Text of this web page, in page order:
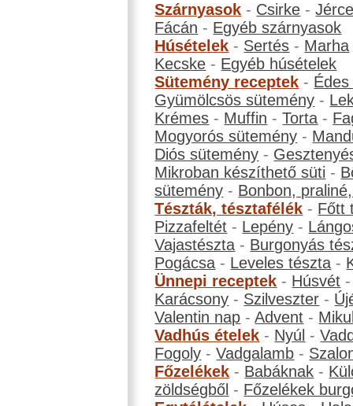
Szárnyasok - Csirke -
Fácán - Egyéb szárnyasok
Húsételek - Sertés - Marha
Kecske - Egyéb húsételek
Sütemény receptek -
Gyümölcsös sütemény -
Krémes - Muffin -Torta -
Mogyorós sütemény -
Diós sütemény -
Mikroban készíthető süti -
sütemény - Bonbon,
Tészták, tésztafélék - Főtt
Pizzafeltét - Lepény -
Vajastészta - Burgonyás
Pogácsa - Leveles tészta -
Ünnepi receptek - Húsvét
Karácsony - Szilveszter -
Valentin nap -Advent -
Vadhús ételek - Nyúl -
Fogoly -Vadgalamb -
Főzelékek - Babáknak -
zöldségből - Főzelékek